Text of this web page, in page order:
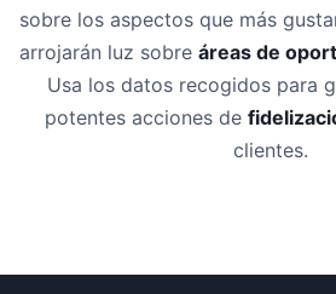
sobre los aspectos que más
arrojarán luz sobre áreas de
Usa los datos recogidos para
potentes acciones de
clientes.